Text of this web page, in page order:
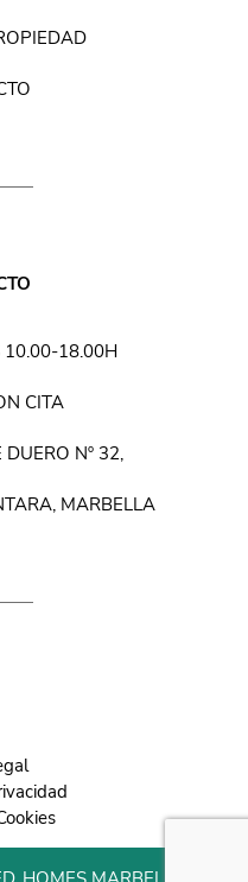
10.00-18.00H
CITA
Nº 32,
MARBELLA